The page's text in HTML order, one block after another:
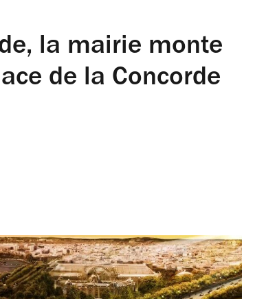
la mairie monte
de la Concorde